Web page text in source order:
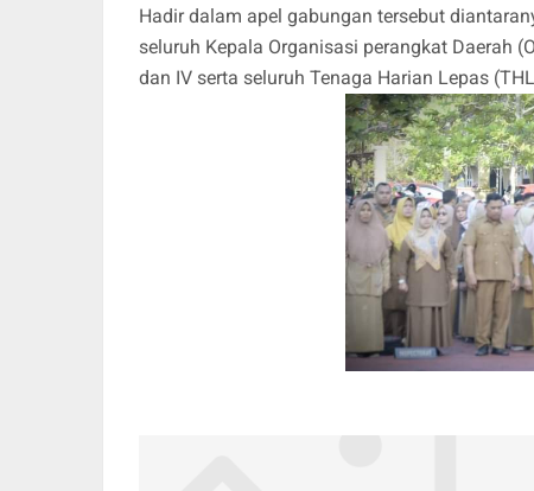
Hadir dalam apel gabungan tersebut
seluruh Kepala Organisasi perangkat Daerah
dan IV serta seluruh Tenaga Harian Lepas